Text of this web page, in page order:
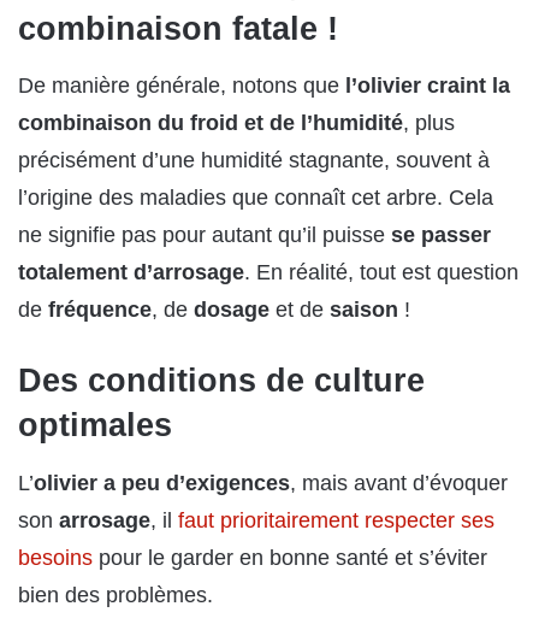
combinaison fatale !
De manière générale, notons que l’olivier craint la
combinaison du froid et de l’humidité, plus
précisément d’une humidité stagnante, souvent à
l’origine des maladies que connaît cet arbre. Cela
ne signifie pas pour autant qu’il puisse se passer
totalement d’arrosage. En réalité, tout est question
de fréquence, de dosage et de saison !
Des conditions de culture
optimales
L’olivier a peu d’exigences, mais avant d’évoquer
son arrosage, il faut prioritairement respecter ses
besoins pour le garder en bonne santé et s’éviter
bien des problèmes.